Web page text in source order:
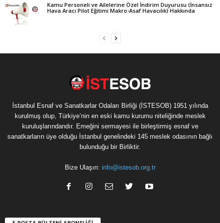
Kamu Personeli ve Ailelerine Özel İndirim Duyurusu (İnsansız
Hava Aracı Pilot Eğitimi Makro-Asaf Havacılık) Hakkında
İstanbul Esnaf ve Sanatkarlar Odaları Birliği (İSTESOB) 1951 yılında
kurulmuş olup, Türkiye’nin en eski kamu kurumu niteliğinde meslek
kuruluşlarındandır. Emeğini sermayesi ile birleştirmiş esnaf ve
sanatkarların üye olduğu İstanbul genelindeki 145 meslek odasının bağlı
bulunduğu bir Birliktir.
Bize Ulaşın: info@istesob.org.tr